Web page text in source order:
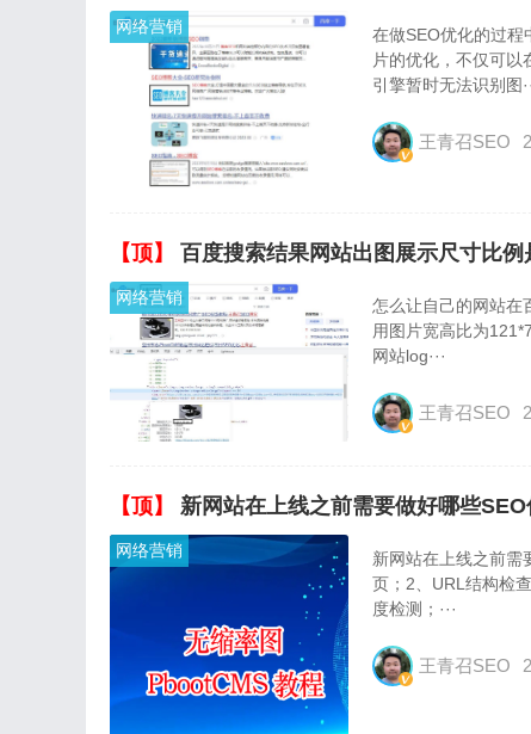
网络营销
在做SEO优化的过程
片的优化，不仅可以
引擎暂时无法识别图
王青召SEO
【顶】 百度搜索结果网站出图展示尺寸比
网络营销
怎么让自己的网站在
用图片宽高比为
网站log···
王青召SEO
【顶】 新网站在上线之前需要做好哪些
网络营销
新网站在上线之前需
页；2、URL结构检
度检测；···
王青召SEO